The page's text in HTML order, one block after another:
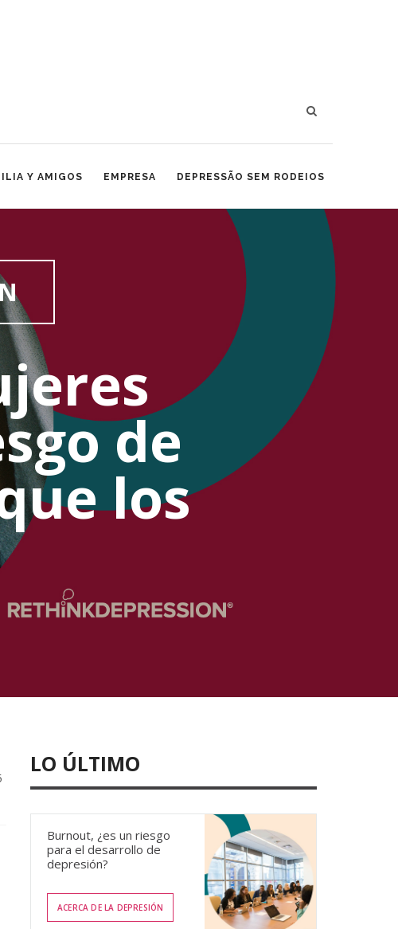
Y AMIGOS EMPRESA DEPRESSÃO SEM RODEIOS
de
los
LO ÚLTIMO
Burnout, ¿es un riesgo
para el desarrollo de
depresión?
ACERCA DE LA DEPRESIÓN